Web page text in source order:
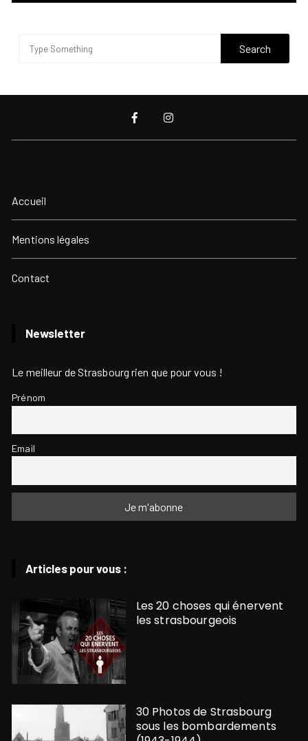
Accueil
Mentions légales
Contact
Newsletter
Le meilleur de Strasbourg rien que pour vous !
Prénom
Email
Articles pour vous :
Les 20 choses qui énervent
les strasbourgeois
30 Photos de Strasbourg
sous les bombardements